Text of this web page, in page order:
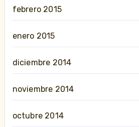
febrero 2015
enero 2015
diciembre 2014
noviembre 2014
octubre 2014